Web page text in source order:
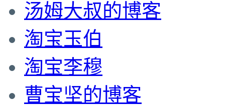
汤姆大叔的博客
淘宝玉伯
淘宝李穆
曹宝坚的博客